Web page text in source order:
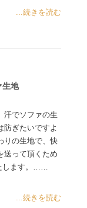
...続きを読む
生地
汗でソファの生
防ぎたいですよ
りの生地で、快
送って頂くため
します。……
...続きを読む